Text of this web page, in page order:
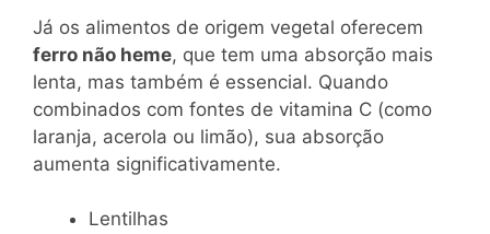
Já os alimentos de origem vegetal oferecem
ferro não heme, que tem uma absorção mais
lenta, mas também é essencial. Quando
combinados com fontes de vitamina C (como
laranja, acerola ou limão), sua absorção
aumenta significativamente.
Lentilhas